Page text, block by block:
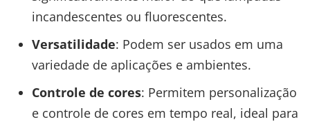
incandescentes ou fluorescentes.
Versatilidade: Podem ser usados em uma
variedade de aplicações e ambientes.
Controle de cores: Permitem personalização
e controle de cores em tempo real, ideal para